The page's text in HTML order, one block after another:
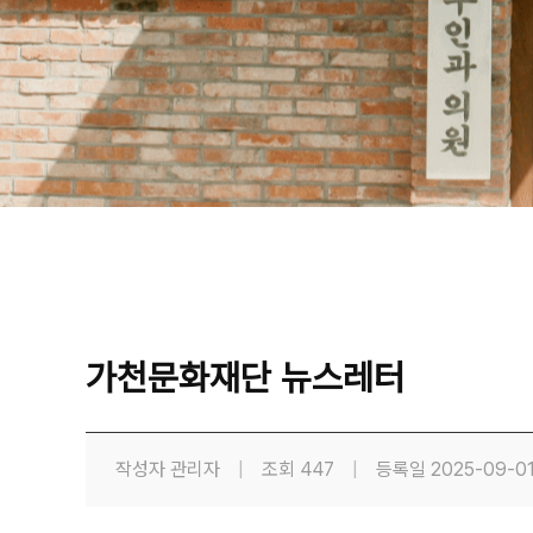
가천문화재단 뉴스레터
작성자 관리자 조회 447 등록일 2025-09-